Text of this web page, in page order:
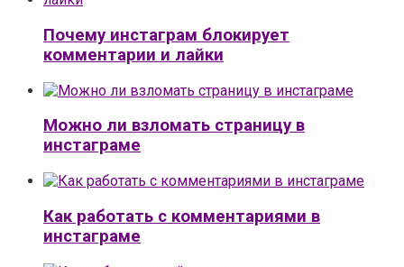
Почему инстаграм блокирует
комментарии и лайки
Можно ли взломать страницу в
инстаграме
Как работать с комментариями в
инстаграме